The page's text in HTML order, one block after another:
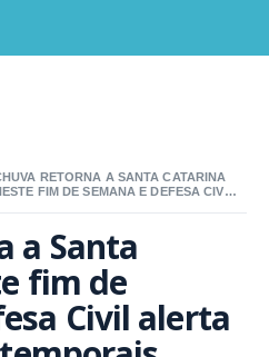
RETORNA A SANTA CATARINA
FIM DE SEMANA E DEFESA CIVIL
a Santa
fim de
Civil alerta